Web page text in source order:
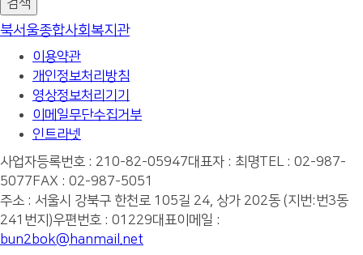
북서울종합사회복지관
이용약관
개인정보처리방침
영상정보처리기기
이메일무단수집거부
인트라넷
사업자등록번호 : 210-82-05947대표자 : 최명TEL : 02-987-
5077 FAX : 02-987-5051
주소 : 서울시 강북구 한천로 105길 24, 상가 202동 (지번:번3동
241번지)우편번호 : 01229대표이메일 :
bun2bok@hanmail.net